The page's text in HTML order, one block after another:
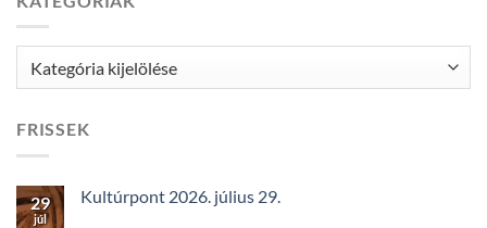
FRISSEK
29
júl
Kultúrpont 2026. július 29.